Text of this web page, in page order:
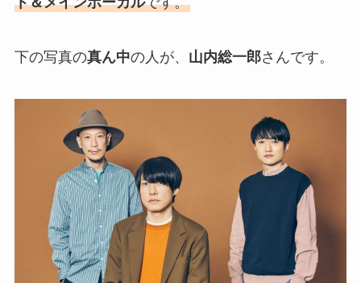
下の写真の真ん中の人が、 山内総一郎さんです。